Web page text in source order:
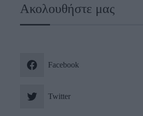
Ακολουθήστε μας
Facebook
Twitter